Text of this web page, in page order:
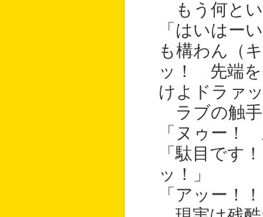
もう何とい
「はいはー
も構わん（
ッ！ 先端を
けよドラァ
ラブの触手
「ヌゥー
「駄目で
ッ！」
「アッー！